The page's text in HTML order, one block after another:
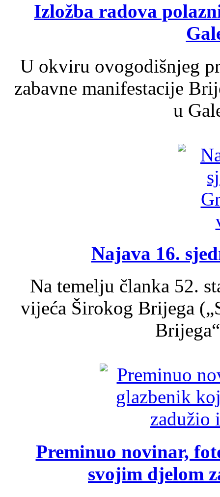
Izložba radova
U okviru ovogodišnjeg
zabavne manifestacije
u
Najava 16.
Na temelju članka 52.
vijeća Širokog Brijega
Preminuo novinar,
svojim djelom